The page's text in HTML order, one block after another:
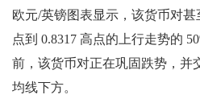
欧元/英镑图表显示，该货币对甚
点到 0.8317 高点的上行走势的
前，该货币对正在巩固跌势，并
均线下方。